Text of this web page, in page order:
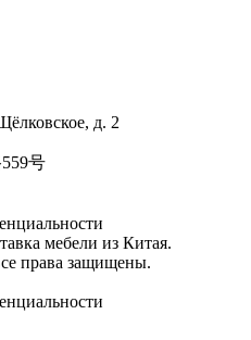
д. 2
号
мебели из Китая.
права защищены.